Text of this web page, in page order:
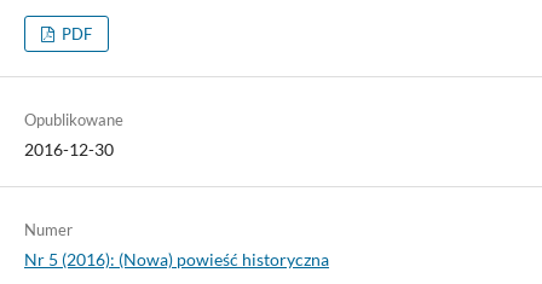
PDF
Opublikowane
2016-12-30
Numer
Nr 5 (2016): (Nowa) powieść historyczna